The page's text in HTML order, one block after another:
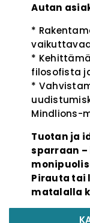
Autan
*
*
filosofista
*
Mindlions-
Tuotan ja
sparraan
Pirauta tai
matalalla